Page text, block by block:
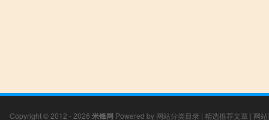
Copyright © 2012 - 2026 米锋网 Powered by 网站分类目录 | 精选推荐文章 | 网